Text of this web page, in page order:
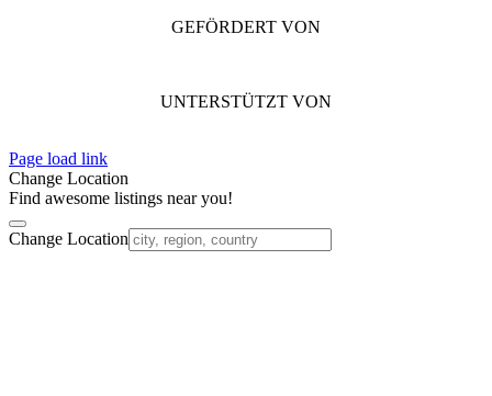
GEFÖRDERT VON
UNTERSTÜTZT VON
Page load link
Change Location
Find awesome listings near you!
Change Location